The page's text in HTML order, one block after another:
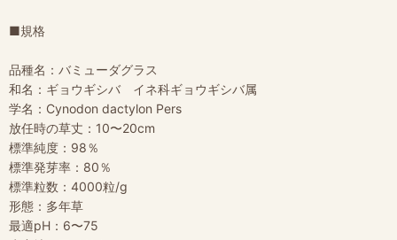
■規格
品種名：バミューダグラス
和名：ギョウギシバ イネ科ギョウギシバ属
学名：Cynodon dactylon Pers
放任時の草丈：10〜20cm
標準純度：98％
標準発芽率：80％
標準粒数：4000粒/g
形態：多年草
最適pH：6〜75